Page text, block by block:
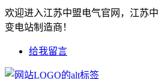
欢迎进入江苏中盟电气官网，江苏
变电站制造商！
给我留言